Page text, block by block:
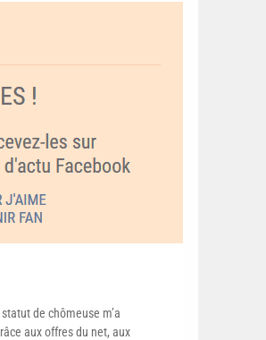
de chômeuse m’a
aux offres du net, aux